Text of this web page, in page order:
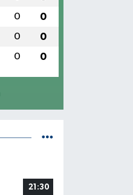
0 0
0 0
0 0
21:30